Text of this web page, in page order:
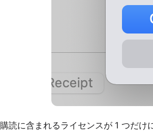
購読に含まれるライセンスが 1 つだ